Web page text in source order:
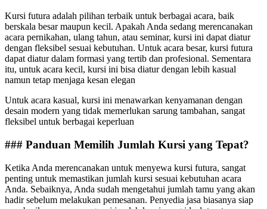
Kursi futura adalah pilihan terbaik untuk berbagai acara, baik
berskala besar maupun kecil. Apakah Anda sedang merencanakan
acara pernikahan, ulang tahun, atau seminar, kursi ini dapat diatur
dengan fleksibel sesuai kebutuhan. Untuk acara besar, kursi futura
dapat diatur dalam formasi yang tertib dan profesional. Sementara
itu, untuk acara kecil, kursi ini bisa diatur dengan lebih kasual
namun tetap menjaga kesan elegan
Untuk acara kasual, kursi ini menawarkan kenyamanan dengan
desain modern yang tidak memerlukan sarung tambahan, sangat
fleksibel untuk berbagai keperluan
### Panduan Memilih Jumlah Kursi yang Tepat?
Ketika Anda merencanakan untuk menyewa kursi futura, sangat
penting untuk memastikan jumlah kursi sesuai kebutuhan acara
Anda. Sebaiknya, Anda sudah mengetahui jumlah tamu yang akan
hadir sebelum melakukan pemesanan. Penyedia jasa biasanya siap